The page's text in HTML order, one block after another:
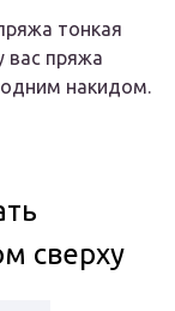
тонкая
вас пряжа
одним накидом.
сверху